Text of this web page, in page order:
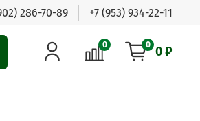
286-70-89 +7 (953) 934-22-11
0 0 0 ₽